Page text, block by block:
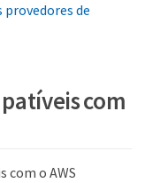
de
com
com o AWS